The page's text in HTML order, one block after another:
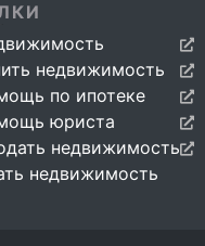
недвижимость
по ипотеке
юриста
недвижимость
недвижимость